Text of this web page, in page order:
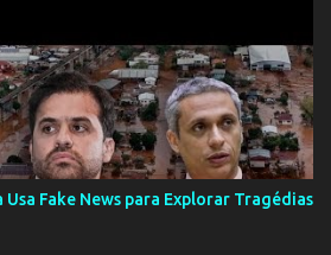
ministro no comando, depois da
ideológicas de Weintraub, parecia
Olavo de Carvalho tinha perdido força
de Carlos Alberto Decotelli podem
que soluções a Educação brasileira,
em algo proposto pelo novo
ele só esta querendo auferir vantagens
tamanha envergadura e influência na
Fake News para Explorar Tragédias